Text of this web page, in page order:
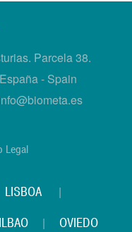
Parcela 38.
- Spain
Legal
LISBOA |
| OVIEDO